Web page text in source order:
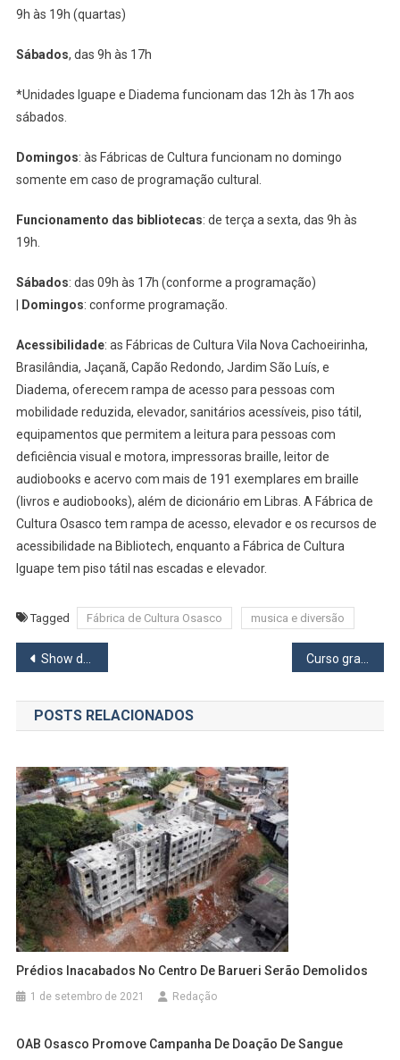
9h às 19h (quartas)
Sábados, das 9h às 17h
*Unidades Iguape e Diadema funcionam das 12h às 17h aos
sábados.
Domingos: às Fábricas de Cultura funcionam no domingo
somente em caso de programação cultural.
Funcionamento das bibliotecas: de terça a sexta, das 9h às
19h.
Sábados: das 09h às 17h (conforme a programação)
Domingos: conforme programação.
Acessibilidade: as Fábricas de Cultura Vila Nova Cachoeirinha,
Brasilândia, Jaçanã, Capão Redondo, Jardim São Luís, e
Diadema, oferecem rampa de acesso para pessoas com
mobilidade reduzida, elevador, sanitários acessíveis, piso tátil,
equipamentos que permitem a leitura para pessoas com
deficiência visual e motora, impressoras braille, leitor de
audiobooks e acervo com mais de 191 exemplares em braille
(livros e audiobooks), além de dicionário em Libras. A Fábrica de
Cultura Osasco tem rampa de acesso, elevador e os recursos de
acessibilidade na Bibliotech, enquanto a Fábrica de Cultura
Iguape tem piso tátil nas escadas e elevador.
Tagged Fábrica de Cultura Osasco musica e diversão
Navegação
de
Post
Show de Mari Fernandez abre o Arraiá Barueri 2024 nesta quarta, 12
POSTS RELACIONADOS
Prédios Inacabados No Centro De Barueri Serão Demolidos
1 de setembro de 2021 Redação
OAB Osasco Promove Campanha De Doação De Sangue